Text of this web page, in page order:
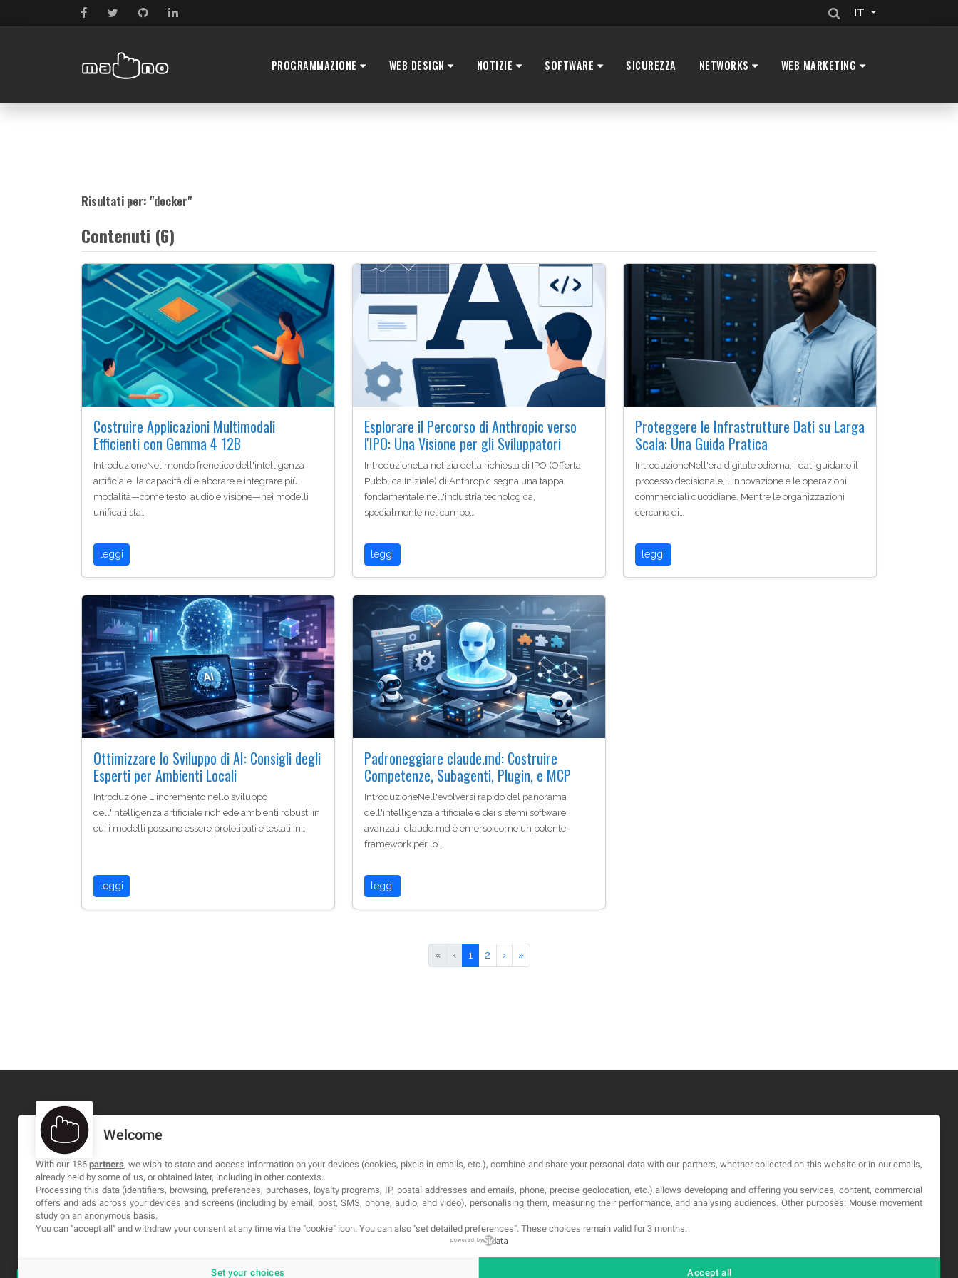
IT
PROGRAMMAZIONE WEB DESIGN NOTIZIE SOFTWARE SICUREZZA NETWORKS WEB MARKETING
Risultati per: "docker"
Contenuti (6)
Costruire Applicazioni Multimodali
Efficienti con Gemma 4 12B
IntroduzioneNel mondo frenetico dell'intelligenza
artificiale, la capacità di elaborare e integrare più
modalità—come testo, audio e visione—nei modelli
unificati sta…
leggi
Esplorare il Percorso di Anthropic verso
l'IPO: Una Visione per gli Sviluppatori
IntroduzioneLa notizia della richiesta di IPO (Offerta
Pubblica Iniziale) di Anthropic segna una tappa
fondamentale nell'industria tecnologica,
specialmente nel campo…
leggi
Proteggere le Infrastrutture Dati su Larga
Scala: Una Guida Pratica
IntroduzioneNell'era digitale odierna, i dati guidano il
processo decisionale, l'innovazione e le operazioni
commerciali quotidiane. Mentre le organizzazioni
cercano di…
leggi
Ottimizzare lo Sviluppo di AI: Consigli degli
Esperti per Ambienti Locali
Introduzione L'incremento nello sviluppo
dell'intelligenza artificiale richiede ambienti robusti in
cui i modelli possano essere prototipati e testati in…
leggi
Padroneggiare claude.md: Costruire
Competenze, Subagenti, Plugin, e MCP
IntroduzioneNell'evolversi rapido del panorama
dell'intelligenza artificiale e dei sistemi software
avanzati, claude.md è emerso come un potente
framework per lo…
leggi
« ‹ 1 2 › »
MA-NO WEB DESIGN AND DEVELOPMENT S.L.
C/ Nuredduna 22, 1-3, 07006
Palma de Mallorca, Baleares
Blog
Avviso Legale
Welcome
With our 186 partners, we wish to store and access information on your devices (cookies, pixels in emails, etc.), combine and share your personal data with our partners, whether collected on this website or in our emails,
already held by some of us, or obtained later, including in other contexts.
Processing this data (identifiers, browsing, preferences, purchases, loyalty programs, IP, postal addresses and emails, phone, precise geolocation, etc.) allows developing and offering you services, content, commercial
offers and ads across your devices and screens (including by email, post, SMS, phone, audio, and video), personalising them, measuring their performance, and analysing audiences. Other purposes: Mouse movement
study on an anonymous basis.
You can "accept all" and withdraw your consent at any time via the "cookie" icon. You can also "set detailed preferences". These choices remain valid for 3 months.
powered by
Set your choices Accept all